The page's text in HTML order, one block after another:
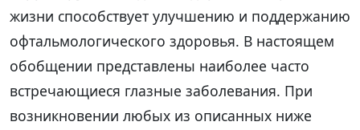
жизни способствует улучшению и поддержанию
офтальмологического здоровья. В настоящем
обобщении представлены наиболее часто
встречающиеся глазные заболевания. При
возникновении любых из описанных ниже